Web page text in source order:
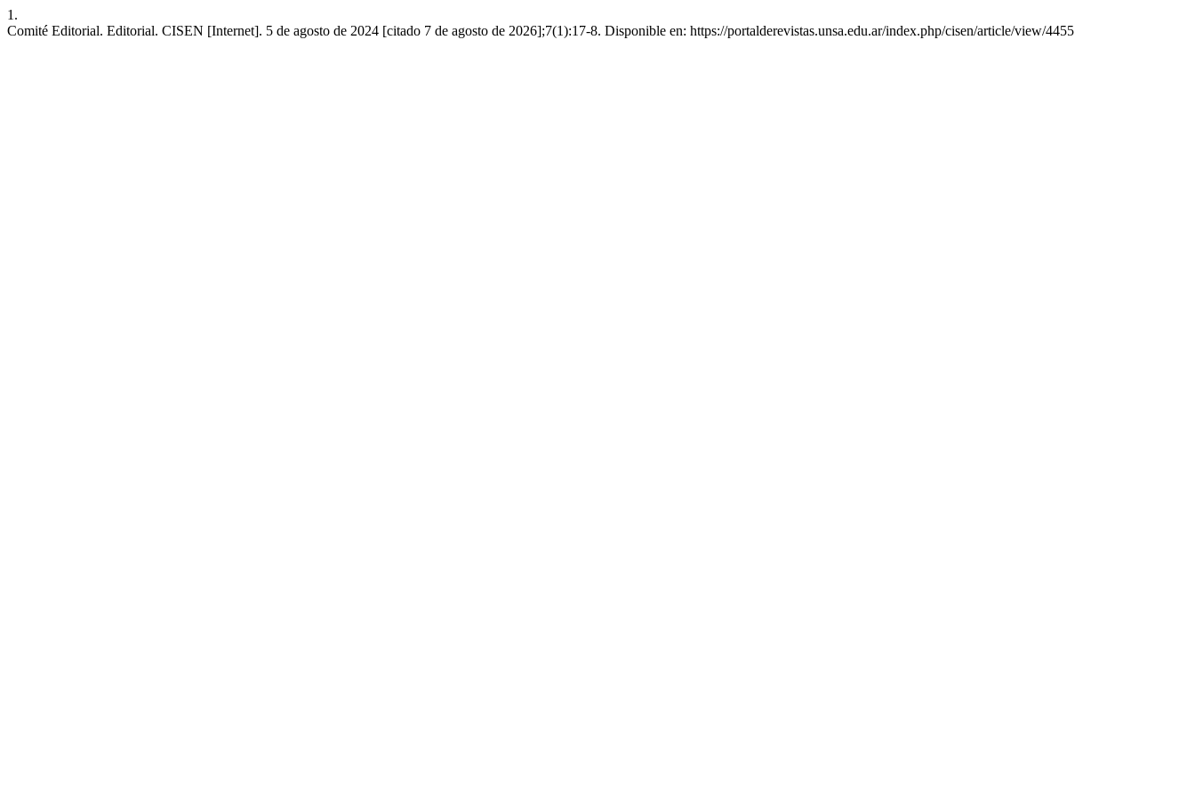
1.
Comité Editorial. Editorial. CISEN [Internet]. 5 de agosto de 2024 [citado 7 de agosto de 2026];7(1):17-8. Disponible en: https://portalderevistas.unsa.edu.ar/index.php/cisen/article/view/4455